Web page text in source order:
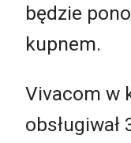
będzie
kupnem.
Vivacom w